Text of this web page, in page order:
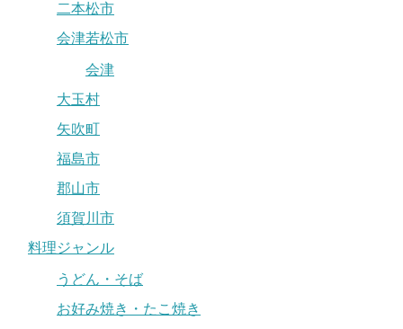
二本松市
会津若松市
会津
大玉村
矢吹町
福島市
郡山市
須賀川市
料理ジャンル
うどん・そば
お好み焼き・たこ焼き